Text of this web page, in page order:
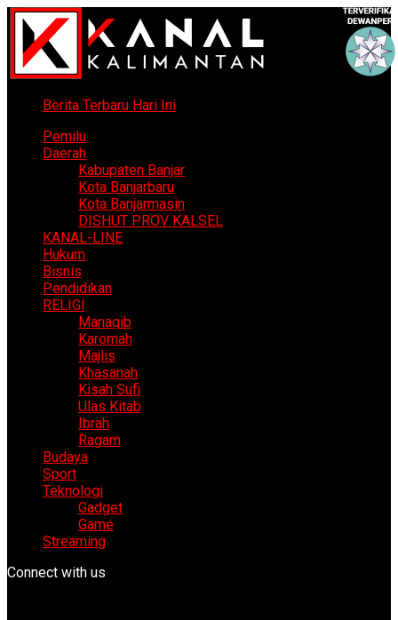
Berita Terbaru Hari Ini
Pemilu
Daerah
Kabupaten Banjar
Kota Banjarbaru
Kota Banjarmasin
DISHUT PROV KALSEL
KANAL-LINE
Hukum
Bisnis
Pendidikan
RELIGI
Manaqib
Karomah
Majlis
Khasanah
Kisah Sufi
Ulas Kitab
Ibrah
Ragam
Budaya
Sport
Teknologi
Gadget
Game
Streaming
Connect with us